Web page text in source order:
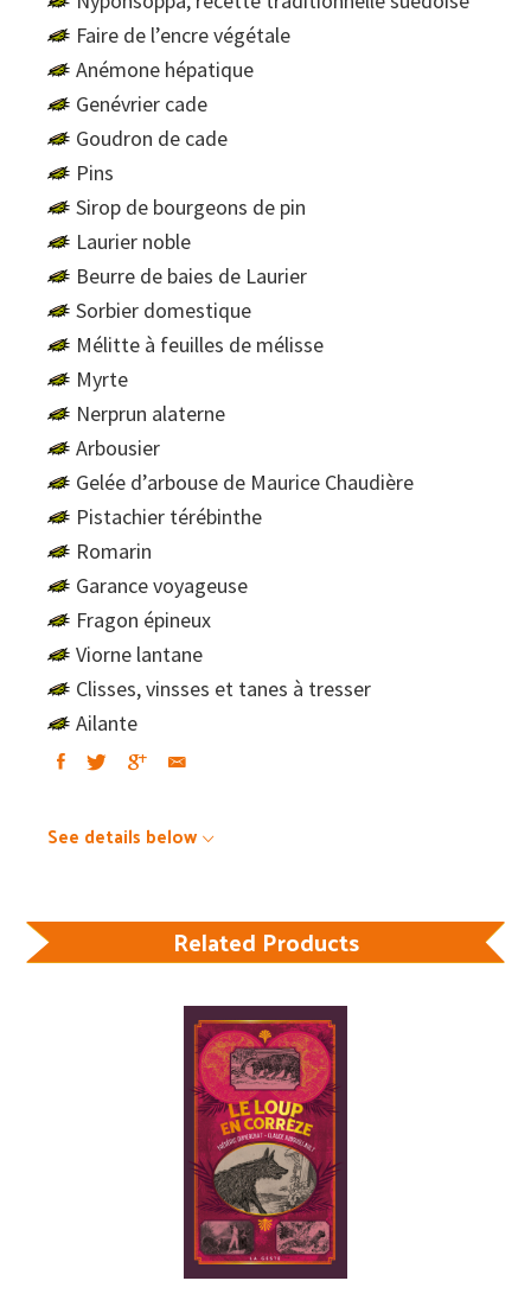
Faire de l’encre végétale
Anémone hépatique
Genévrier cade
Goudron de cade
Pins
Sirop de bourgeons de pin
Laurier noble
Beurre de baies de Laurier
Sorbier domestique
Mélitte à feuilles de mélisse
Myrte
Nerprun alaterne
Arbousier
Gelée d’arbouse de Maurice Chaudière
Pistachier térébinthe
Romarin
Garance voyageuse
Fragon épineux
Viorne lantane
Clisses, vinsses et tanes à tresser
Ailante
See details below
Related Products